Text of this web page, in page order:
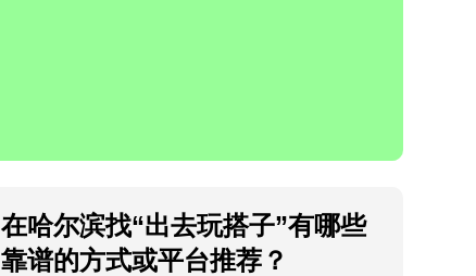
在哈尔滨找“出去玩搭子”有哪些
靠谱的方式或平台推荐？